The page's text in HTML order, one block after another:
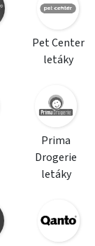
Pet Center
letáky
Prima
Drogerie
letáky